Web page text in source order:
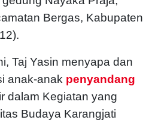
Bergas, Kabupaten
Taj Yasin menyapa dan
anak-anak penyandang
dalam Kegiatan yang
Budaya Karangjati